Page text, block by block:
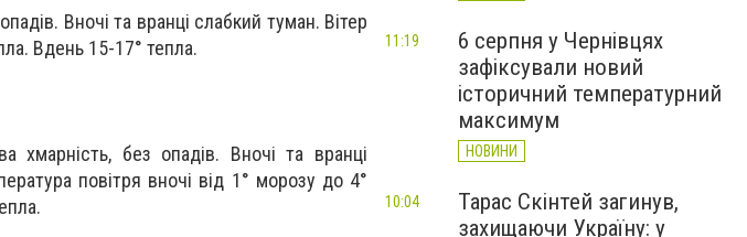
Вночі та вранці слабкий туман. Вiтер
Вдень 15-17° тепла.
хмарність, без опадів. Вночі та вранці
повітря вночі від 1° морозу до 4°
6 серпня у Чернівцях
зафіксували новий
історичний температурний
максимум
НОВИНИ
11:19
Тарас Скінтей загинув,
захищаючи Україну: у
10:04